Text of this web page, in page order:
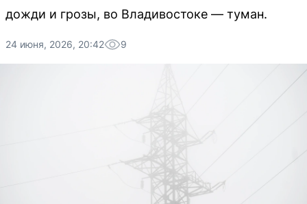
дожди и грозы, во Владивостоке — туман.
24 июня, 2026, 20:42 9